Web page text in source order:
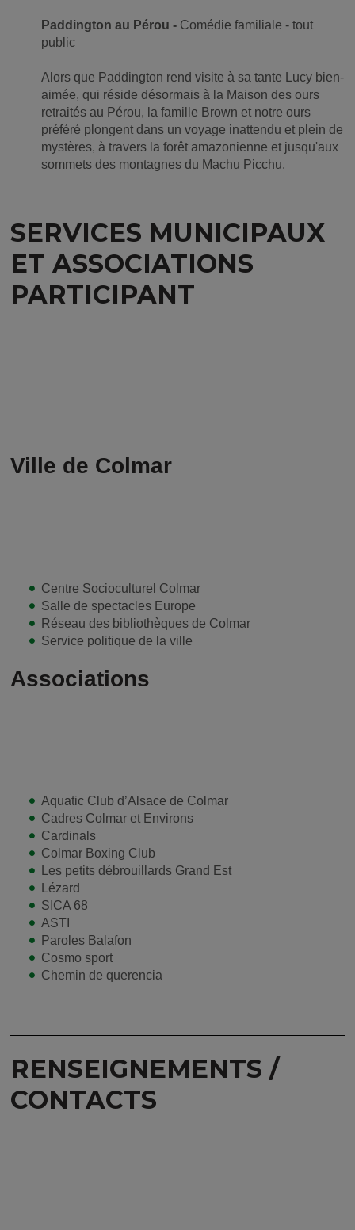
Paddington au Pérou - Comédie familiale - tout
public
Alors que Paddington rend visite à sa tante Lucy bien-
aimée, qui réside désormais à la Maison des ours
retraités au Pérou, la famille Brown et notre ours
préféré plongent dans un voyage inattendu et plein de
mystères, à travers la forêt amazonienne et jusqu'aux
sommets des montagnes du Machu Picchu.
SERVICES MUNICIPAUX
ET ASSOCIATIONS
PARTICIPANT
Ville de Colmar
Centre Socioculturel Colmar
Salle de spectacles Europe
Réseau des bibliothèques de Colmar
Service politique de la ville
Associations
Aquatic Club d’Alsace de Colmar
Cadres Colmar et Environs
Cardinals
Colmar Boxing Club
Les petits débrouillards Grand Est
Lézard
SICA 68
ASTI
Paroles Balafon
Cosmo sport
Chemin de querencia
RENSEIGNEMENTS /
CONTACTS